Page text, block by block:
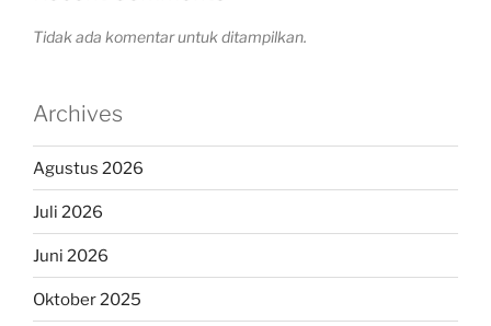
Tidak ada komentar untuk ditampilkan.
Archives
Agustus 2026
Juli 2026
Juni 2026
Oktober 2025